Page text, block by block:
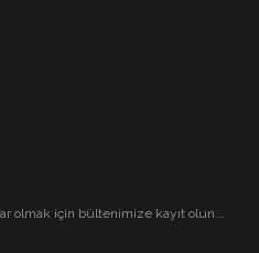
olmak için bültenimize kayıt olun...